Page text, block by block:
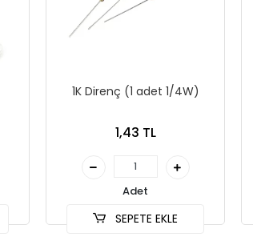
1K Direnç (1 adet 1/4W)
1,43 TL
Adet
SEPETE EKLE